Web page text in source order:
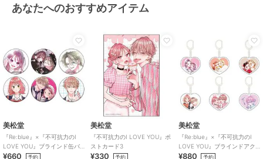
あなたへのおすすめアイテム
美松堂
『Re:blue』×『不可抗力のI
LOVE YOU』ブラインド缶バ
ッジ（全6種）
¥660 予約
美松堂
『不可抗力のI LOVE YOU』ポ
ストカード3
¥330 予約
美松堂
『Re:blue』×『不可抗力のI
LOVE YOU』ブラインドアク
リルキーホルダー（全6種）
¥880 予約